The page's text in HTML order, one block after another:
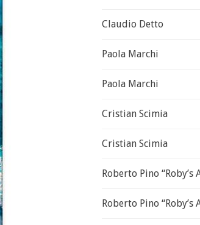
Claudio Detto
Paola Marchi
Paola Marchi
Cristian Scimia
Cristian Scimia
Roberto Pino “Roby’s
Roberto Pino “Roby’s